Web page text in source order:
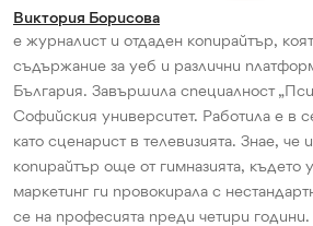
Виктория Борисова
е журналист и отдаден копирайтър,
съдържание за уеб и различни
България. Завършила специалност
Софийския университет. Работила е в
като сценарист в телевизията. Знае, че
копирайтър още от гимназията, където
маркетинг ги провокирала с
се на професията преди четири години.